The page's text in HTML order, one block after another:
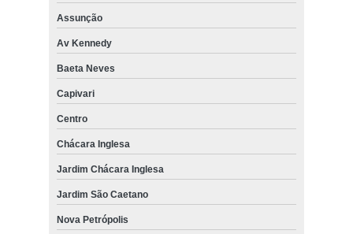
Assunção
Av Kennedy
Baeta Neves
Capivari
Centro
Chácara Inglesa
Jardim Chácara Inglesa
Jardim São Caetano
Nova Petrópolis